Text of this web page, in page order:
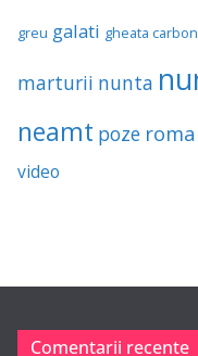
greu galati gheata
marturii nunta
neamt poze
video
Comentarii recente